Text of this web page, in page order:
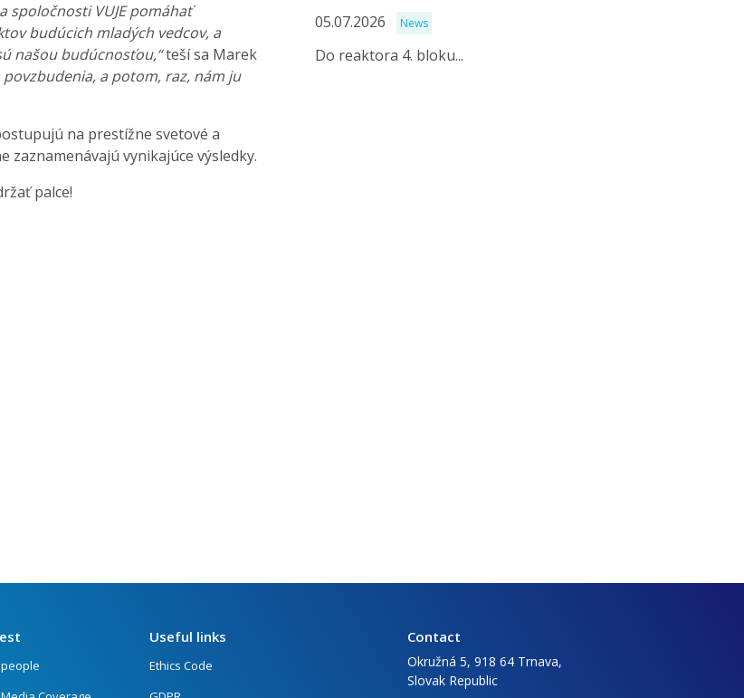
spoločnosti VUJE pomáhať
budúcich mladých vedcov, a
našou budúcnosťou,“teší sa Marek
a potom, raz, nám ju
na prestížne svetové a
vynikajúce výsledky.
palce!
05.07.2026 News
Do reaktora 4. bloku...
Useful links
Ethics Code
Contact
Okružná 5, 918 64 Trnava,
Slovak Republic